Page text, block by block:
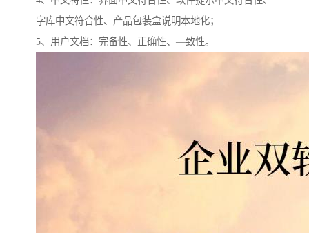
字库中文符合性、产品包装盒说明本地化；
5、用户文档：完备性、正确性、—致性。